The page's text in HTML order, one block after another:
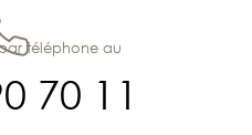
70 11
téléphone au